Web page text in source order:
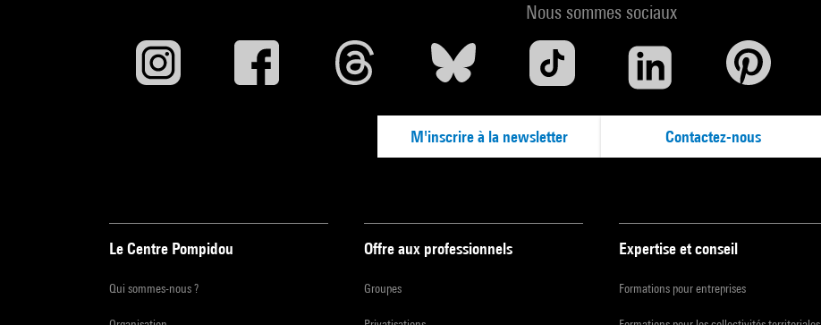
Nous sommes sociaux
M'inscrire à la newsletter Contactez-nous
Le Centre Pompidou
Qui sommes-nous ?
Offre aux professionnels
Groupes
Expertise et conseil
Formations pour entreprises